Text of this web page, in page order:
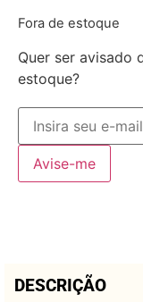
Fora de estoque
Quer ser avisado
estoque?
Avise-me
DESCRIÇÃO